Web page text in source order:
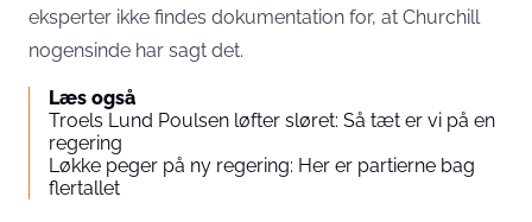
eksperter ikke findes dokumentation for, at Churchill
nogensinde har sagt det.
Læs også
Troels Lund Poulsen løfter sløret: Så tæt er vi på en
regering
Løkke peger på ny regering: Her er partierne bag
flertallet